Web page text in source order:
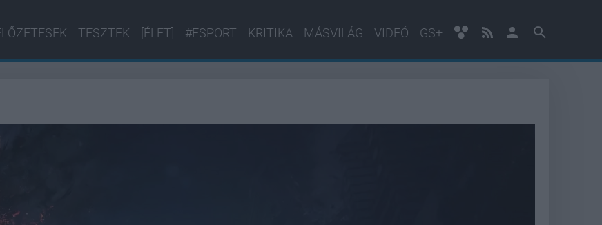
TESZTEK [ÉLET] #ESPORT KRITIKA MÁSVILÁG VIDEÓ GS+